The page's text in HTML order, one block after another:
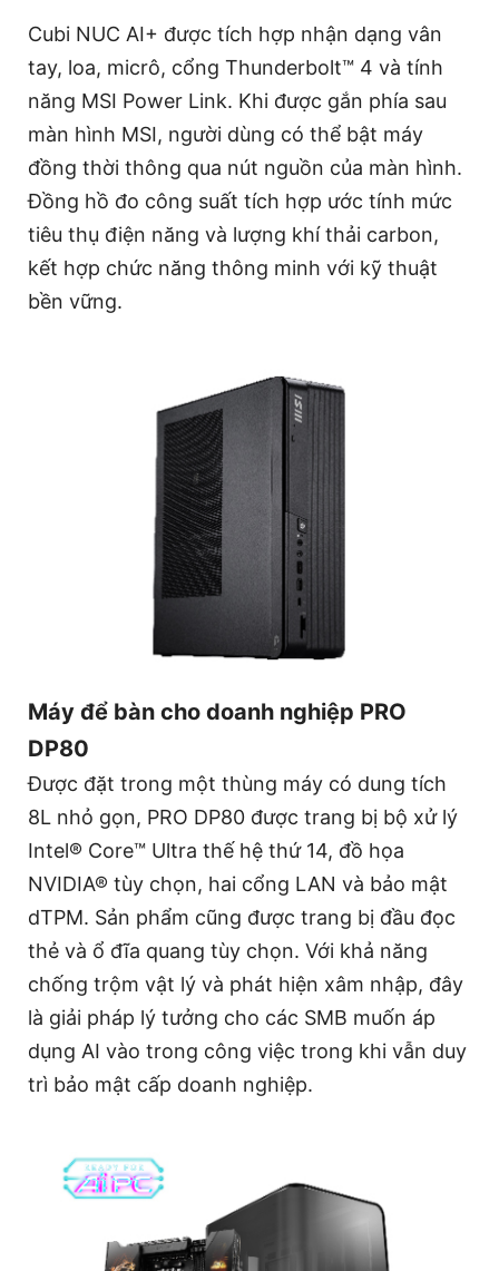
Cubi NUC AI+ được tích hợp nhận dạng vân
tay, loa, micrô, cổng Thunderbolt™ 4 và tính
năng MSI Power Link. Khi được gắn phía sau
màn hình MSI, người dùng có thể bật máy
đồng thời thông qua nút nguồn của màn hình.
Đồng hồ đo công suất tích hợp ước tính mức
tiêu thụ điện năng và lượng khí thải carbon,
kết hợp chức năng thông minh với kỹ thuật
bền vững.
Máy để bàn cho doanh nghiệp PRO
DP80
Được đặt trong một thùng máy có dung tích
8L nhỏ gọn, PRO DP80 được trang bị bộ xử lý
Intel® Core™ Ultra thế hệ thứ 14, đồ họa
NVIDIA® tùy chọn, hai cổng LAN và bảo mật
dTPM. Sản phẩm cũng được trang bị đầu đọc
thẻ và ổ đĩa quang tùy chọn. Với khả năng
chống trộm vật lý và phát hiện xâm nhập, đây
là giải pháp lý tưởng cho các SMB muốn áp
dụng AI vào trong công việc trong khi vẫn duy
trì bảo mật cấp doanh nghiệp.